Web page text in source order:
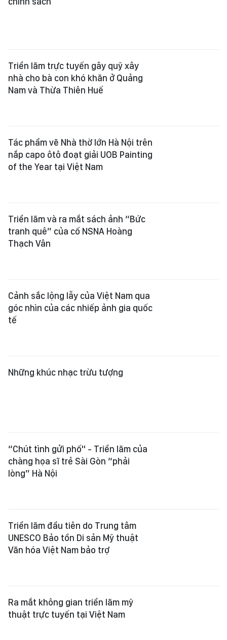
Triển lãm trực tuyến gây quỹ xây
nhà cho bà con khó khăn ở Quảng
Nam và Thừa Thiên Huế
Tác phẩm vẽ Nhà thờ lớn Hà Nội trên
nắp capo ôtô đoạt giải UOB Painting
of the Year tại Việt Nam
Triển lãm và ra mắt sách ảnh “Bức
tranh quê” của cố NSNA Hoàng
Thạch Vân
Cảnh sắc lộng lẫy của Việt Nam qua
góc nhìn của các nhiếp ảnh gia quốc
tế
Những khúc nhạc trừu tượng
“Chút tình gửi phố" - Triển lãm của
chàng họa sĩ trẻ Sài Gòn “phải
lòng” Hà Nội
Triển lãm đầu tiên do Trung tâm
UNESCO Bảo tồn Di sản Mỹ thuật
Văn hóa Việt Nam bảo trợ
Ra mắt không gian triển lãm mỹ
thuật trực tuyến tại Việt Nam